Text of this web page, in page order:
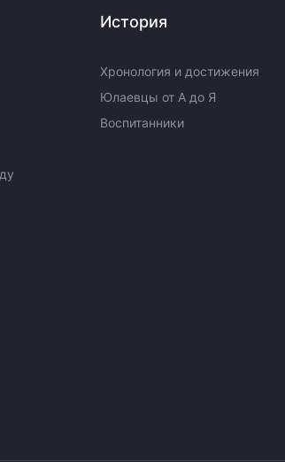
История
Хронология и достижения
Юлаевцы от А до Я
Воспитанники